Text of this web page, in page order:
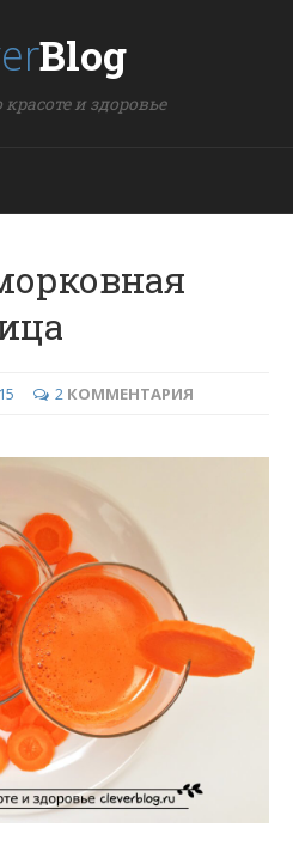
Blog
и здоровье
2 КОММЕНТАРИЯ